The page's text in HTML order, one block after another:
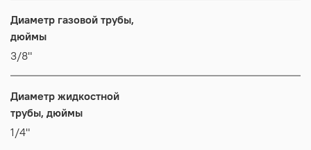
Диаметр газовой трубы,
дюймы
3/8"
Диаметр жидкостной
трубы, дюймы
1/4"